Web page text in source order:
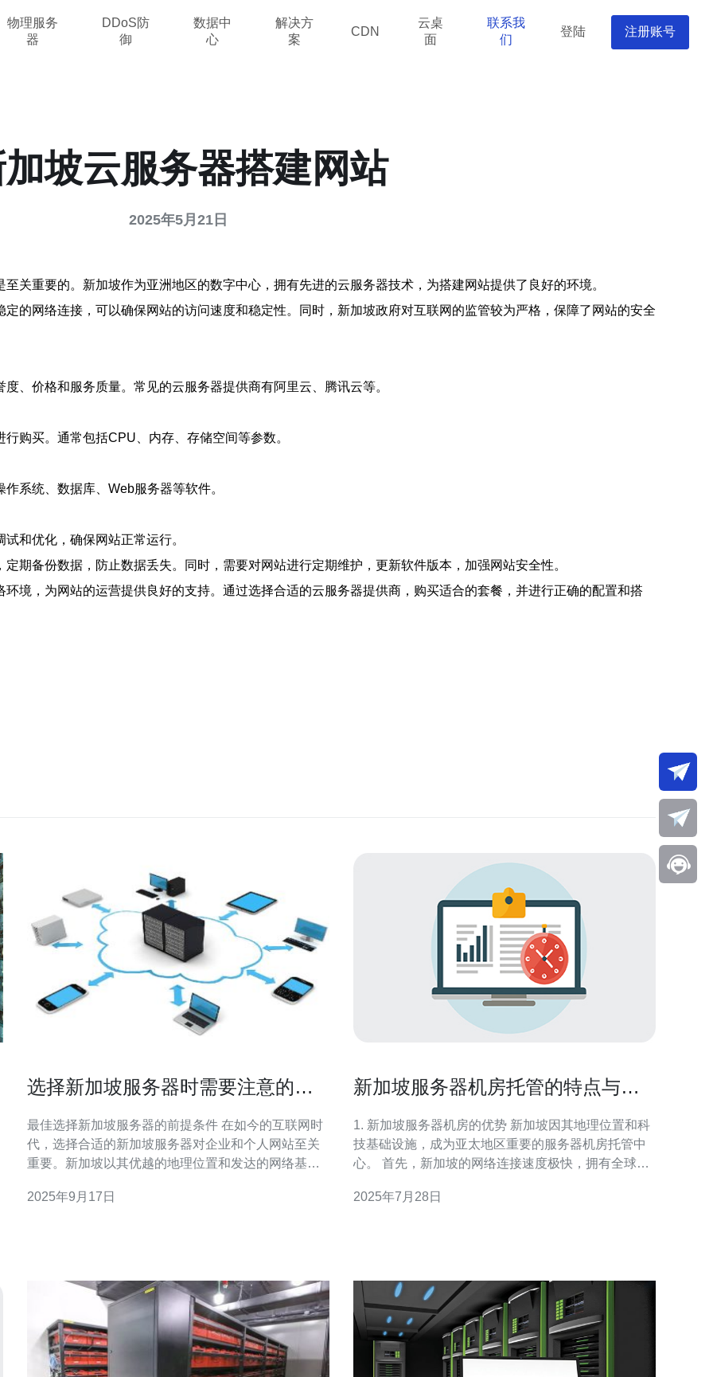
物理服务
器
DDoS防
御
数据中
心
解决方
案
CDN
云桌
面
联系我
们
登陆 注册账号
坡云服务器搭建网站
2025年5月21日
关重要的。新加坡作为亚洲地区的数字中心，拥有先进的云服务器技术，为搭建网站提供了良好的环境。
的网络连接，可以确保网站的访问速度和稳定性。同时，新加坡政府对互联网的监管较为严格，保障了网站的安全
、价格和服务质量。常见的云服务器提供商有阿里云、腾讯云等。
购买。通常包括CPU、内存、存储空间等参数。
系统、数据库、Web服务器等软件。
和优化，确保网站正常运行。
期备份数据，防止数据丢失。同时，需要对网站进行定期维护，更新软件版本，加强网站安全性。
境，为网站的运营提供良好的支持。通过选择合适的云服务器提供商，购买适合的套餐，并进行正确的配置和搭
选择新加坡服务器时需要注意的关
最佳选择新加坡服务器的前提条件 在如今的互联网时
代，选择合适的新加坡服务器对企业和个人网站至关
重要。新加坡以其优越的地理位置和发达的网络基础
琅满目的服务器服务商，如何选出最好、最佳、甚至
2025年9月17日
新加坡服务器机房托管的特点与服
1. 新加坡服务器机房的优势 新加坡因其地理位置和科
技基础设施，成为亚太地区重要的服务器机房托管中
心。 首先，新加坡的网络连接速度极快，拥有全球最
机房设施具备高等级安全标准，包括24小时监控与物
2025年7月28日